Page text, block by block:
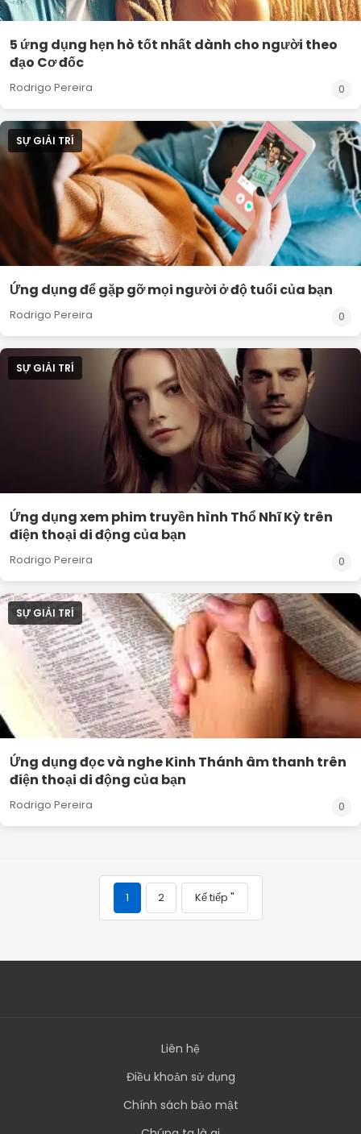
5 ứng dụng hẹn hò tốt nhất dành cho người theo
đạo Cơ đốc
Rodrigo Pereira 0
SỰ GIẢI TRÍ
Ứng dụng để gặp gỡ mọi người ở độ tuổi của bạn
Rodrigo Pereira 0
SỰ GIẢI TRÍ
Ứng dụng xem phim truyền hình Thổ Nhĩ Kỳ trên
điện thoại di động của bạn
Rodrigo Pereira 0
SỰ GIẢI TRÍ
Ứng dụng đọc và nghe Kinh Thánh âm thanh trên
điện thoại di động của bạn
Rodrigo Pereira 0
1 2 Kế tiếp "
Liên hệ
Điều khoản sử dụng
Chính sách bảo mật